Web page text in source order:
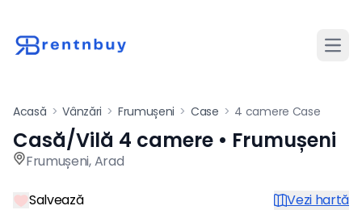
Acasă > Vânzări > Frumușeni > Case > 4 camere Case
Casă / vilă de vânzare cu 4
Casă/Vilă 4 camere • Frumușeni
Frumușeni,Arad
Salvează Vezi hartă